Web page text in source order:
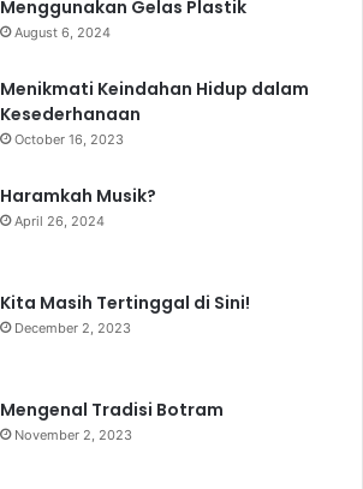
Menggunakan Gelas Plastik
August 6, 2024
Menikmati Keindahan Hidup dalam
Kesederhanaan
October 16, 2023
Haramkah Musik?
April 26, 2024
Kita Masih Tertinggal di Sini!
December 2, 2023
Mengenal Tradisi Botram
November 2, 2023